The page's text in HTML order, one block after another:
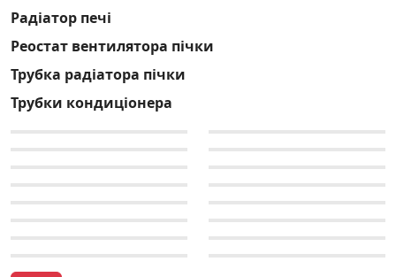
Радіатор печі
Реостат вентилятора пічки
Трубка радіатора пічки
Трубки кондиціонера